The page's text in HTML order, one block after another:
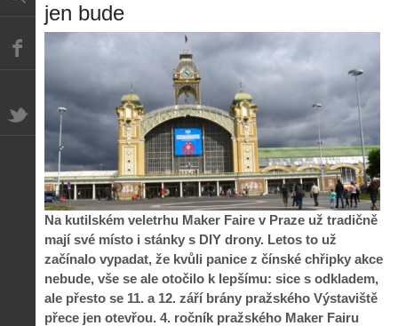
jen bude
Na kutilském veletrhu Maker Faire v Praze už tradičně
mají své místo i stánky s DIY drony. Letos to už
začínalo vypadat, že kvůli panice z čínské chřipky akce
nebude, vše se ale otočilo k lepšímu: sice s odkladem,
ale přesto se 11. a 12. září brány pražského Výstaviště
přece jen otevřou. 4. ročník pražského Maker Fairu